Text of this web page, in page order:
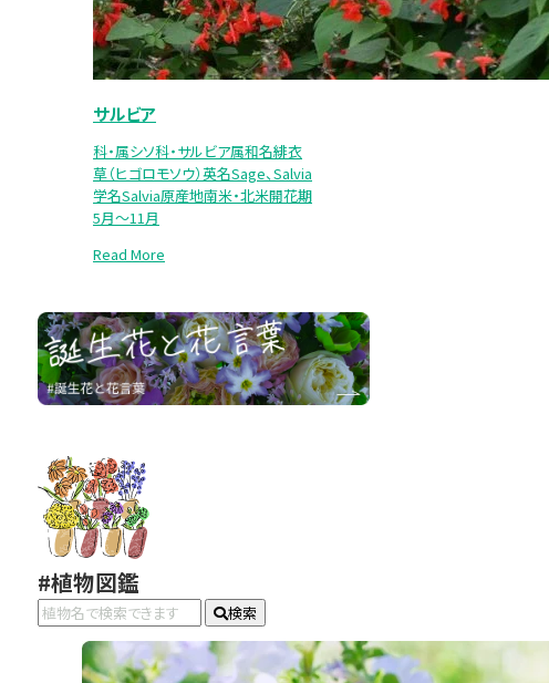
サルビア
科・属シソ科・サルビア属和名緋衣
草（ヒゴロモソウ）英名Sage、Salvia
学名Salvia原産地南米・北米開花期
5月～11月
Read More
#植物図鑑
検索